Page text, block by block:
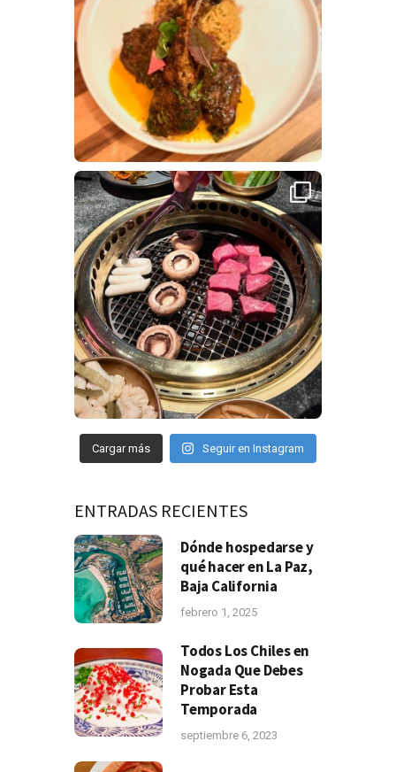
Cargar más Seguir en Instagram
ENTRADAS RECIENTES
Dónde hospedarse y
qué hacer en La Paz,
Baja California
febrero 1, 2025
Todos Los Chiles en
Nogada Que Debes
Probar Esta
Temporada
septiembre 6, 2023